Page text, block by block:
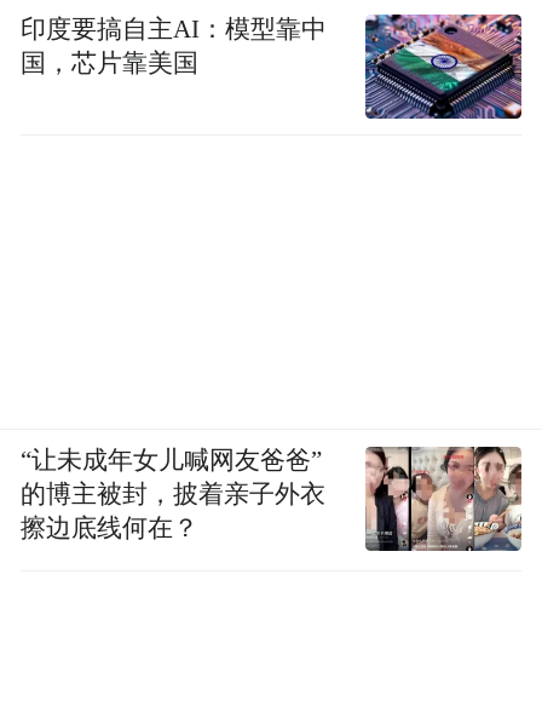
印度要搞自主AI：模型靠中
国，芯片靠美国
“让未成年女儿喊网友爸爸”
的博主被封，披着亲子外衣
擦边底线何在？